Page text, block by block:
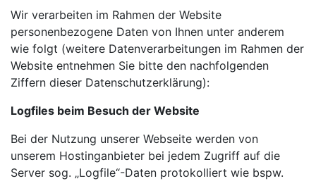
Wir verarbeiten im Rahmen der Website
personenbezogene Daten von Ihnen unter anderem
wie folgt (weitere Datenverarbeitungen im Rahmen der
Website entnehmen Sie bitte den nachfolgenden
Ziffern dieser Datenschutzerklärung):
Logfiles beim Besuch der Website
Bei der Nutzung unserer Webseite werden von
unserem Hostinganbieter bei jedem Zugriff auf die
Server sog. „Logfile“-Daten protokolliert wie bspw.